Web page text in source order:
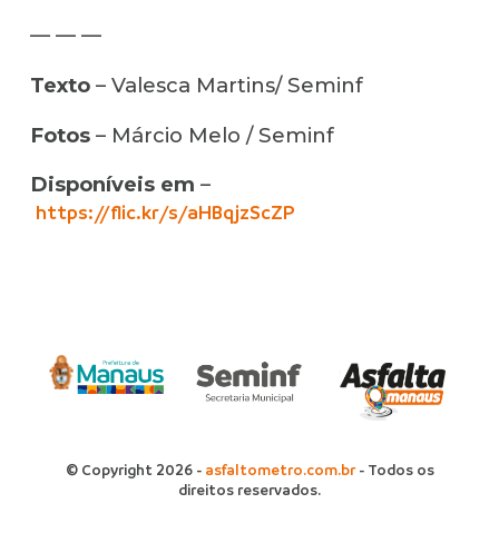
— — —
Texto– Valesca Martins/ Seminf
Fotos– Márcio Melo / Seminf
Disponíveis em –
https://flic.kr/s/aHBqjzScZP
© Copyright 2026 - asfaltometro.com.br- Todos os
direitos reservados.